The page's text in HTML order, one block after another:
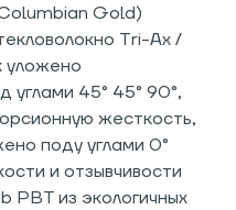
Gold)
Tri-Ax /
уложено
углами 45° 45° 90°,
жесткость,
поду углами 0°
и отзывчивости
PBT из экологичных